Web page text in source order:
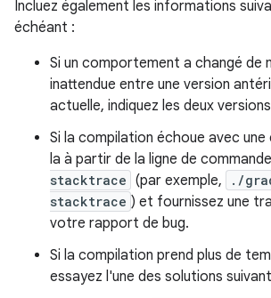
Incluez également les informations
échéant :
Si un comportement a changé de
inattendue entre une version
actuelle, indiquez les deux
Si la compilation échoue avec
la à partir de la ligne de
stacktrace (par exemple,
./
stacktrace ) et fournissez une
votre rapport de bug.
Si la compilation prend plus de
essayez l'une des solutions